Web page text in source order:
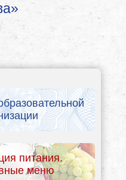
питания.
меню